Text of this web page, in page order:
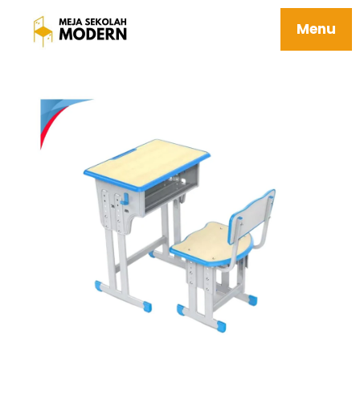
Menu
Meja Sekolah Minimalis Tahan Karat
Berkualitas 02 Annapurna